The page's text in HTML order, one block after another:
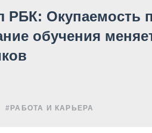
РБК: Окупаемость
обучения
#РАБОТА И КАРЬЕРА